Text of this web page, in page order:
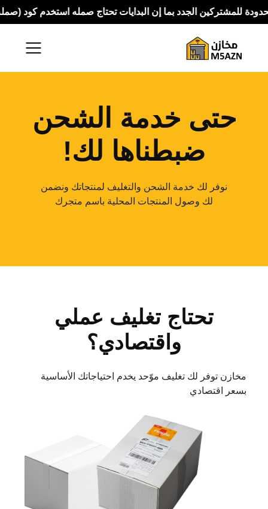
الجدد بما إن البدايات تحتاج صمله استخدم كود (صمله) يخصم 30% على الاشتراك السنوي و15% على
حتى خدمة الشحن
ضبطناها لك!
نوفر لك خدمة الشحن والتغليف لمنتجاتك ونضمن
لك وصول المنتجات المحلية باسم متجرك
تحتاج تغليف عملي
واقتصادي؟
مخازن توفر لك تغليف موّحد يخدم احتياجاتك الأساسية
بسعر اقتصادي